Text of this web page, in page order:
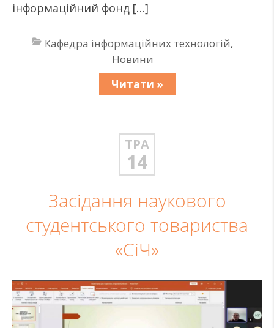
інформаційний фонд […]
Кафедра інформаційних технологій,
Новини
Читати »
ТРА
14
Засідання наукового
студентського товариства
«СіЧ»